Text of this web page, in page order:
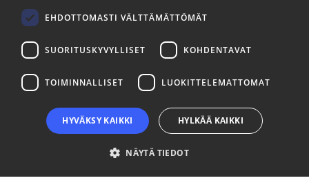
Seuraa meitä
LinkedIn Facebook Instagram
EHDOTTOMASTI VÄLTTÄMÄTTÖMÄT
SUORITUSKYVYLLISET KOHDENTAVAT
TOIMINNALLISET LUOKITTELEMATTOMAT
HYVÄKSY KAIKKI HYLKÄÄ KAIKKI
NÄYTÄ TIEDOT